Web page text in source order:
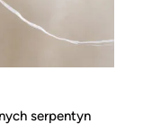
serpentyn